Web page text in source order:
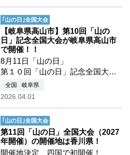
岐阜県は日本のほぼ中央に位置
し、
北アルプスなど山地が多い地形県
土の約8割 …つづきを読む
｢山の日｣全国大会
【岐阜県高山市】第10回「山の
日」記念全国大会が岐阜県高山市
で開催！！
8月11日「山の日」
第１０回「山の日」記念全国大会
が岐阜県高山市で開催されます。
どうぞよろしくお願いいたしま
岐阜県は、日本のほぼ中央に位置
し、「岐阜県民の歌」で「岐阜は
木の国山の国」 …つづきを読む
全国 岐阜県
2026.04.01
｢山の日｣全国大会
第11回「山の日」全国大会（2027
年開催）の開催地は香川県！
開催地決定 四国で初開催！